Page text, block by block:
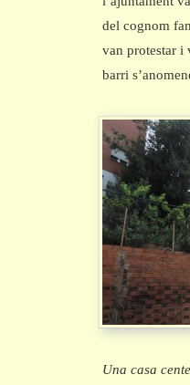
del cognom
van protestar i
barri
Una casa